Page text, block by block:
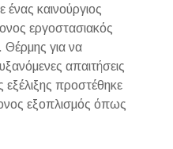
καινούργιος
εργοστασιακός
για να
απαιτήσεις
εξέλιξης προστέθηκε
εξοπλισμός όπως